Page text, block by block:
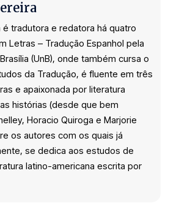
é tradutora e redatora há quatro
Letras – Tradução Espanhol pela
(UnB), onde também cursa o
da Tradução, é fluente em três
e apaixonada por literatura
histórias (desde que bem
Horacio Quiroga e Marjorie
os autores com os quais já
se dedica aos estudos de
latino-americana escrita por